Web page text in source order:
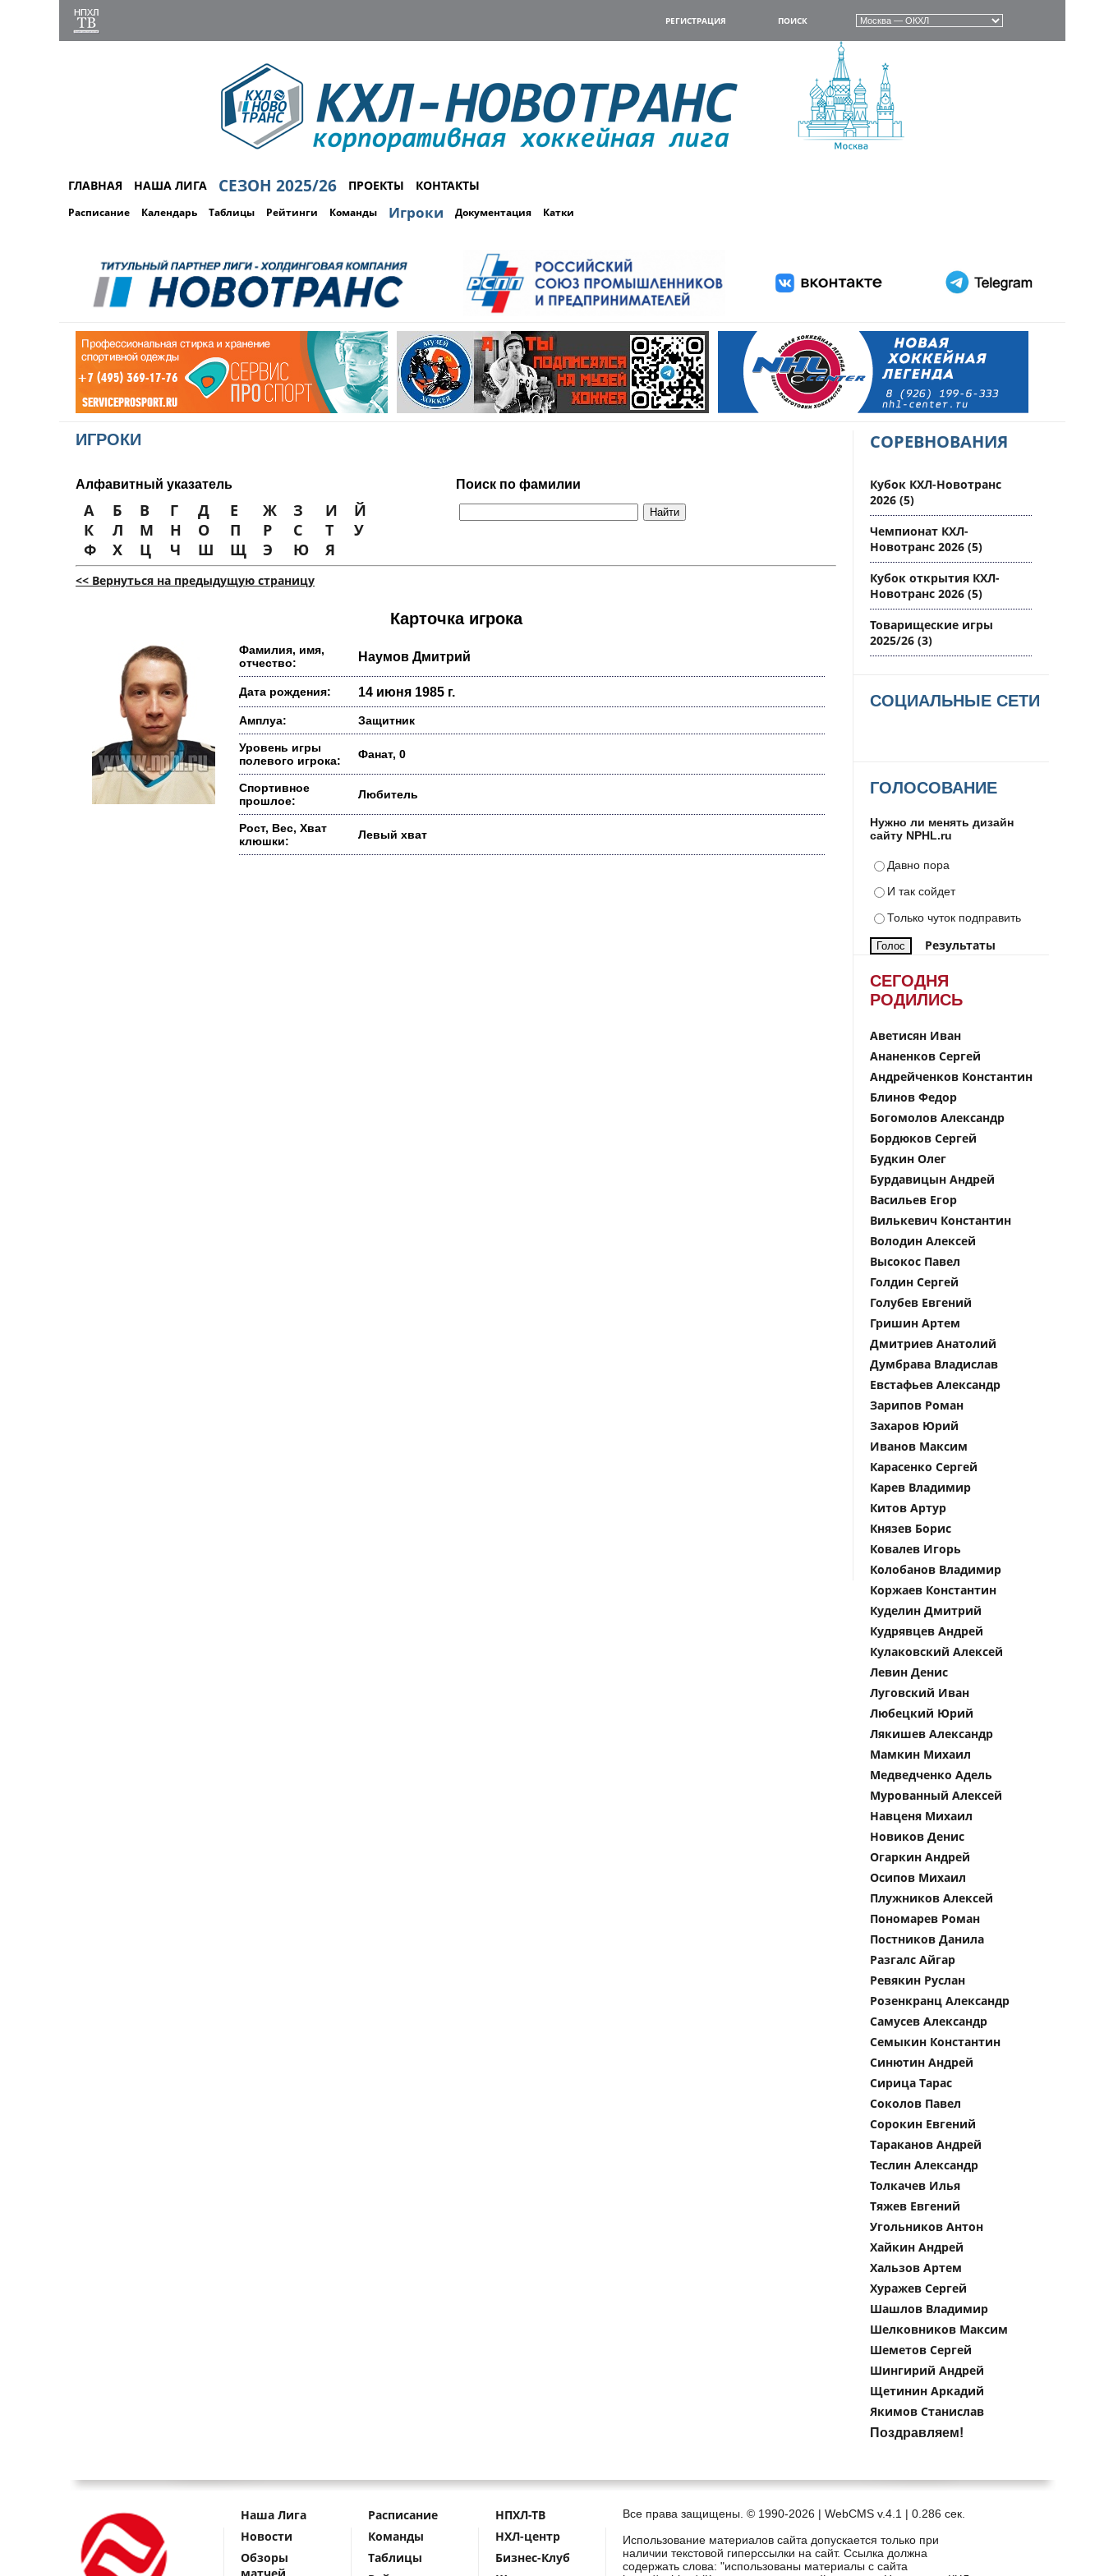
РЕГИСТРАЦИЯ ПОИСК
ГЛАВНАЯ НАША ЛИГА СЕЗОН 2025/26 ПРОЕКТЫ КОНТАКТЫ
Расписание Календарь Таблицы Рейтинги Команды Игроки Документация Катки
ИГРОКИ
Алфавитный указатель Поиск по фамилии
А Б В Г Д Е Ж З И
Й
К
Л М Н О П Р С Т
У
Ф
Х Ц Ч Ш Щ Э Ю Я
<< Вернуться на предыдущую страницу
Карточка игрока
Фамилия, имя,
отчество:
Наумов Дмитрий
Дата рождения: 14 июня 1985 г.
Амплуа: Защитник
Уровень игры
полевого игрока:
Фанат, 0
Спортивное
прошлое:
Любитель
Рост, Вес, Хват
клюшки:
Левый хват
СОРЕВНОВАНИЯ
Кубок КХЛ-Новотранс
2026 (5)
Чемпионат КХЛ-
Новотранс 2026 (5)
Кубок открытия КХЛ-
Новотранс 2026 (5)
Товарищеские игры
2025/26 (3)
СОЦИАЛЬНЫЕ СЕТИ
ГОЛОСОВАНИЕ
Нужно ли менять дизайн
сайту NPHL.ru
Давно пора
И так сойдет
Только чуток подправить
Результаты
СЕГОДНЯ
РОДИЛИСЬ
Аветисян Иван
Ананенков Сергей
Андрейченков Константин
Блинов Федор
Богомолов Александр
Бордюков Сергей
Будкин Олег
Бурдавицын Андрей
Васильев Егор
Вилькевич Константин
Володин Алексей
Высокос Павел
Голдин Сергей
Голубев Евгений
Гришин Артем
Дмитриев Анатолий
Думбрава Владислав
Евстафьев Александр
Зарипов Роман
Захаров Юрий
Иванов Максим
Карасенко Сергей
Карев Владимир
Китов Артур
Князев Борис
Ковалев Игорь
Колобанов Владимир
Коржаев Константин
Куделин Дмитрий
Кудрявцев Андрей
Кулаковский Алексей
Левин Денис
Луговский Иван
Любецкий Юрий
Лякишев Александр
Мамкин Михаил
Медведченко Адель
Мурованный Алексей
Навценя Михаил
Новиков Денис
Огаркин Андрей
Осипов Михаил
Плужников Алексей
Пономарев Роман
Постников Данила
Разгалс Айгар
Ревякин Руслан
Розенкранц Александр
Самусев Александр
Семыкин Константин
Синютин Андрей
Сирица Тарас
Соколов Павел
Сорокин Евгений
Тараканов Андрей
Теслин Александр
Толкачев Илья
Тяжев Евгений
Угольников Антон
Хайкин Андрей
Хальзов Артем
Хуражев Сергей
Шашлов Владимир
Шелковников Максим
Шеметов Сергей
Шингирий Андрей
Щетинин Аркадий
Якимов Станислав
Поздравляем!
Наша Лига
Новости
Обзоры
Расписание
Команды
Таблицы
НПХЛ-ТВ
НХЛ-центр
Бизнес-Клуб
Все права защищены. © 1990-2026 | WebCMS v.4.1 | 0.286 сек.
Использование материалов сайта допускается только при
наличии текстовой гиперссылки на сайт. Ссылка должна
содержать слова: "использованы материалы с сайта